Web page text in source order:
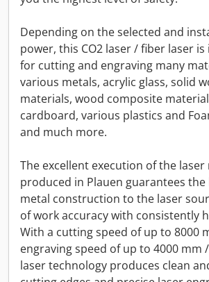
Depending on the selected and
power, this CO2 laser / fiber laser
for cutting and engraving many
various metals, acrylic glass, solid
materials, wood composite
cardboard, various plastics and
and much more.
The excellent execution of the laser
produced in Plauen guarantees
metal construction to the laser
of work accuracy with consistently
With a cutting speed of up to 8000
engraving speed of up to 4000 mm
laser technology produces clean